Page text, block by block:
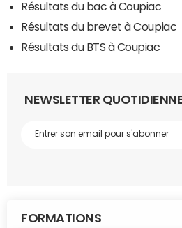
Résultats du bac à Coupiac
Résultats du brevet à Coupiac
Résultats du BTS à Coupiac
NEWSLETTER
FORMATIONS